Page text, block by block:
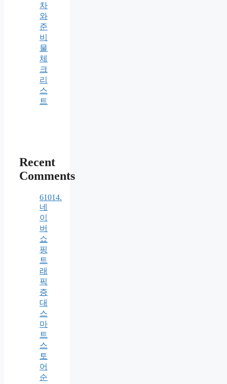
차
와
준
비
물
체
크
리
스
트
Recent
Comments
61014.
네
이
버
쇼
핑
트
래
픽
증
대
스
마
트
스
토
어
순